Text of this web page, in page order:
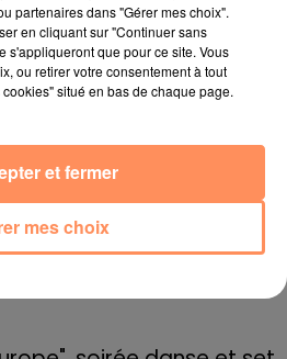
pour 2023 !
pour retrouver
partenaires dans "Gérer mes choix".
en cliquant sur "Continuer sans
s'appliqueront que pour ce site. Vous
ou retirer votre consentement à tout
situé en bas de chaque page.
mes choix
et fermer